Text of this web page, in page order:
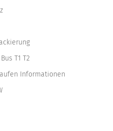
T1 T2
Informationen